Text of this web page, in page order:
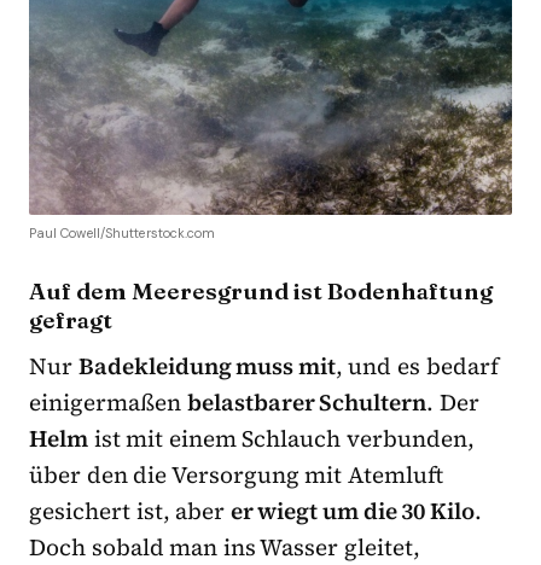
Paul Cowell/Shutterstock.com
Auf dem Meeresgrund ist Bodenhaftung
gefragt
NurBadekleidung muss mit, und es bedarf
einigermaßenbelastbarer Schultern. Der
Helmist mit einem Schlauch verbunden,
über den die Versorgung mit Atemluft
gesichert ist, aberer wiegt um die 30 Kilo.
Doch sobald man ins Wasser gleitet,